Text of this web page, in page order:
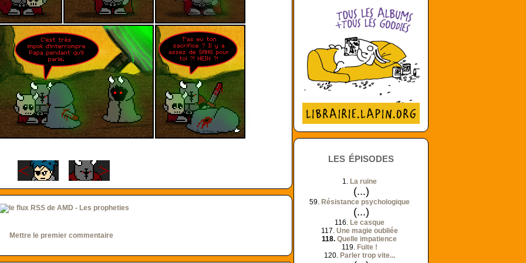
Mettre le premier commentaire
les épisodes
1. La ruine
(...)
59. Résistance psychologique
(...)
116. Le casque
117. Une magie oubliée
118. Quelle impatience
119. Fuite !
120. Parler trop vite...